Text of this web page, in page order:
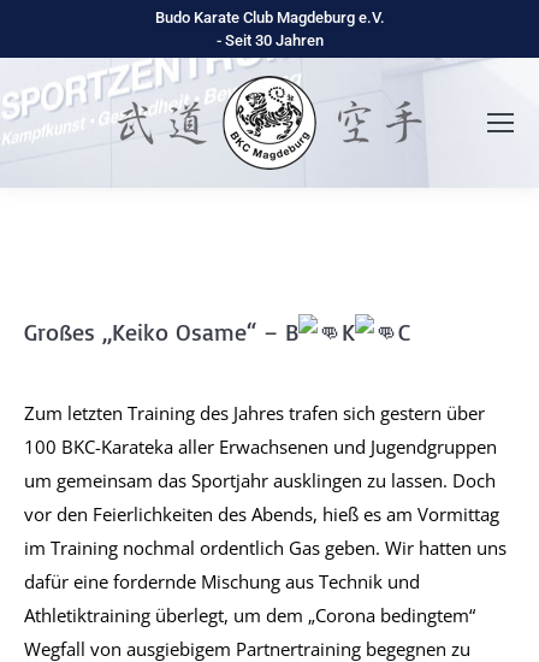
Budo Karate Club Magdeburg e.V.
- Seit 30 Jahren
Großes „Keiko Osame“ – B K C
Zum letzten Training des Jahres trafen sich gestern über
100 BKC-Karateka aller Erwachsenen und Jugendgruppen
um gemeinsam das Sportjahr ausklingen zu lassen. Doch
vor den Feierlichkeiten des Abends, hieß es am Vormittag
im Training nochmal ordentlich Gas geben. Wir hatten uns
dafür eine fordernde Mischung aus Technik und
Athletiktraining überlegt, um dem „Corona bedingtem“
Wegfall von ausgiebigem Partnertraining begegnen zu